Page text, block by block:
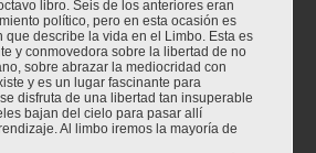
libro. Seis de los anteriores eran
político, pero en esta ocasión es
que describe la vida en el Limbo. Esta es
y conmovedora sobre la libertad de no
sobre abrazar la mediocridad con
y es un lugar fascinante para
disfruta de una libertad tan insuperable
bajan del cielo para pasar allí
Al limbo iremos la mayoría de